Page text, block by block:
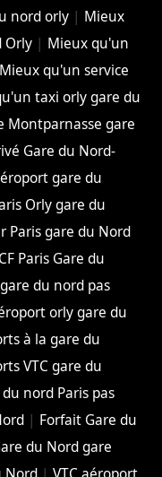
nord orly| Mieux
Orly | Mieux qu'un
Mieux qu'un service
taxi orly gare du
Montparnasse gare
Gare du Nord-
gare du
Orly gare du
Paris gare du Nord
Paris Gare du
du nord pas
orly gare du
à la gare du
VTC gare du
nord Paris pas
| Forfait Gare du
du Nord gare